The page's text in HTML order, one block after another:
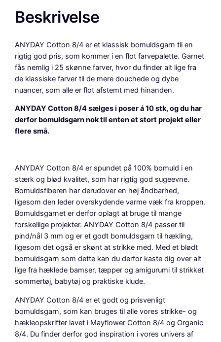
n
8
/
4
,
1
0
p
,
u
s
t
a
t
a
l
Beskrivelse
ANYDAY Cotton 8/4 er et klassisk bomuldsgarn til en
rigtig god pris, som kommer i en flot farvepalette. Garnet
fås nemlig i 25 skønne farver, hvor du finder alt lige fra
de klassiske farver til de mere douchede og dybe
nuancer, som alle er flot afstemt med hinanden.
ANYDAY Cotton 8/4 sælges i poser á 10 stk, og du har
derfor bomuldsgarn nok til enten et stort projekt eller
flere små.
ANYDAY Cotton 8/4 er spundet på 100% bomuld i en
stærk og blød kvalitet, som har rigtig god sugeevne.
Bomuldsfiberen har derudover en høj åndbarhed,
ligesom den leder overskydende varme væk fra kroppen.
Bomuldsgarnet er derfor oplagt at bruge til mange
forskellige projekter. ANYDAY Cotton 8/4 passer til
pind/nål 3 mm og er et godt bomuldsgarn til hækling,
ligesom det også er skønt at strikke med. Med et blødt
bomuldsgarn som dette kan du derfor kaste dig over alt
lige fra hæklede bamser, tæpper og amigurumi til strikket
sommertøj, babytøj og praktiske klude.
ANYDAY Cotton 8/4 er et godt og prisvenligt
bomuldsgarn, som kan bruges til alle vores strikke- og
hækleopskrifter lavet i Mayflower Cotton 8/4 og Organic
8/4. Du finder derfor god inspiration i vores univers af